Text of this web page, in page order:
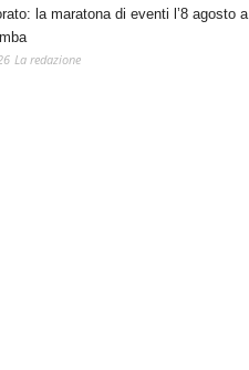
la maratona di eventi l’8 agosto a
La redazione